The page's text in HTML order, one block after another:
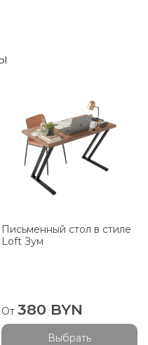
Письменный стол в стиле
Loft Зум
От 380 BYN
Выбрать